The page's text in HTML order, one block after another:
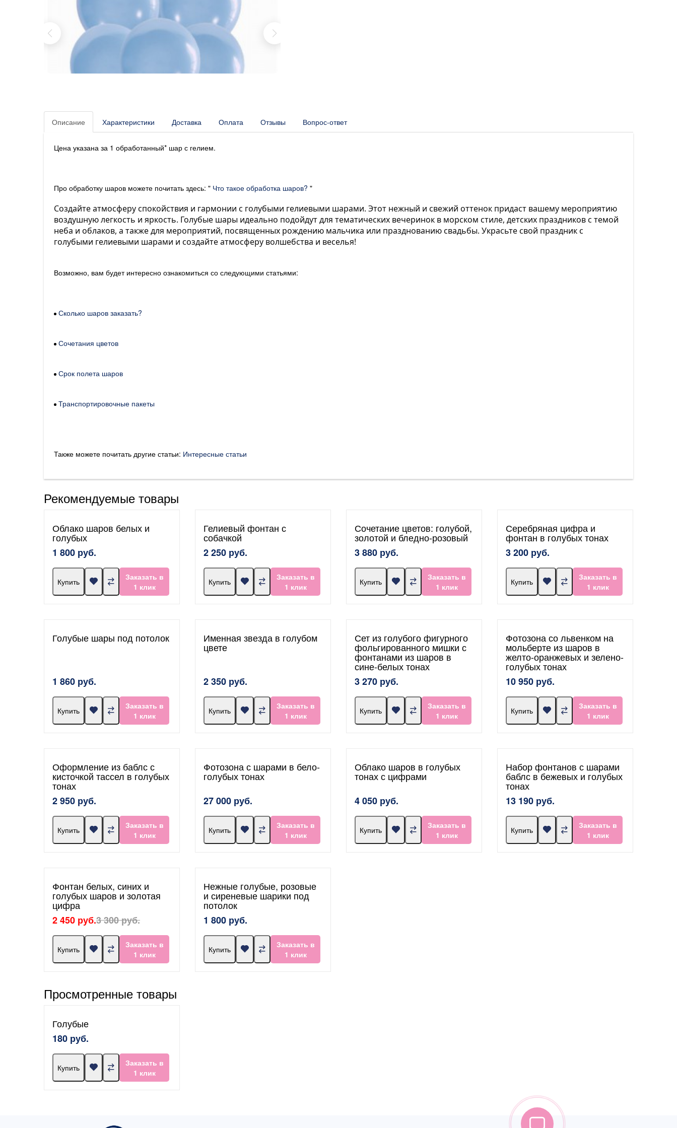
Описание Характеристики Доставка Оплата Отзывы Вопрос-ответ
Цена указана за 1 обработанный* шар с гелием.
Про обработку шаров можете почитать здесь: " Что такое обработка шаров? "
Создайте атмосферу спокойствия и гармонии с голубыми гелиевыми шарами. Этот нежный и свежий оттенок придаст вашему мероприятию
воздушную легкость и яркость. Голубые шары идеально подойдут для тематических вечеринок в морском стиле, детских праздников с темой
неба и облаков, а также для мероприятий, посвященных рождению мальчика или празднованию свадьбы. Украсьте свой праздник с
голубыми гелиевыми шарами и создайте атмосферу волшебства и веселья!
Возможно, вам будет интересно ознакомиться со следующими статьями:
Сколько шаров заказать?
Сочетания цветов
Срок полета шаров
Транспортировочные пакеты
Также можете почитать другие статьи: Интересные статьи
Рекомендуемые товары
Облако шаров белых и
голубых
1 800 руб.
Купить
Заказать в
1 клик
Гелиевый фонтан с
собачкой
2 250 руб.
Купить
Заказать в
1 клик
Сочетание цветов: голубой,
золотой и бледно-розовый
3 880 руб.
Купить
Заказать в
1 клик
Серебряная цифра и
фонтан в голубых тонах
3 200 руб.
Купить
Заказать в
1 клик
Голубые шары под потолок
1 860 руб.
Купить
Заказать в
1 клик
Именная звезда в голубом
цвете
2 350 руб.
Купить
Заказать в
1 клик
Сет из голубого фигурного
фольгированного мишки с
фонтанами из шаров в
сине-белых тонах
3 270 руб.
Купить
Заказать в
1 клик
Фотозона со львенком на
мольберте из шаров в
желто-оранжевых и зелено-
голубых тонах
10 950 руб.
Купить
Заказать в
1 клик
Оформление из баблс с
кисточкой тассел в голубых
тонах
2 950 руб.
Купить
Заказать в
1 клик
Фотозона с шарами в бело-
голубых тонах
27 000 руб.
Купить
Заказать в
1 клик
Облако шаров в голубых
тонах с цифрами
4 050 руб.
Купить
Заказать в
1 клик
Набор фонтанов с шарами
баблс в бежевых и голубых
тонах
13 190 руб.
Купить
Заказать в
1 клик
Фонтан белых, синих и
голубых шаров и золотая
цифра
2 450 руб.3 300 руб.
Купить
Заказать в
1 клик
Нежные голубые, розовые
и сиреневые шарики под
потолок
1 800 руб.
Купить
Заказать в
1 клик
Просмотренные товары
Голубые
180 руб.
Купить
Заказать в
1 клик